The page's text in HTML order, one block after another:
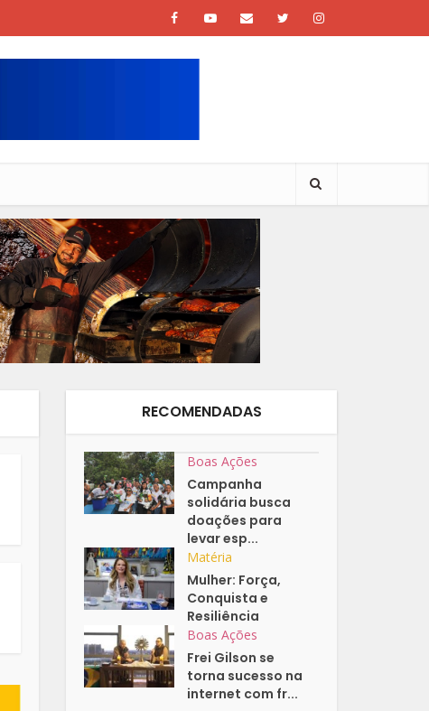
RECOMENDADAS
Boas Ações
Campanha
solidária busca
doações para
levar esp...
Matéria
Mulher: Força,
Conquista e
Resiliência
Boas Ações
Frei Gilson se
torna sucesso na
internet com fr...